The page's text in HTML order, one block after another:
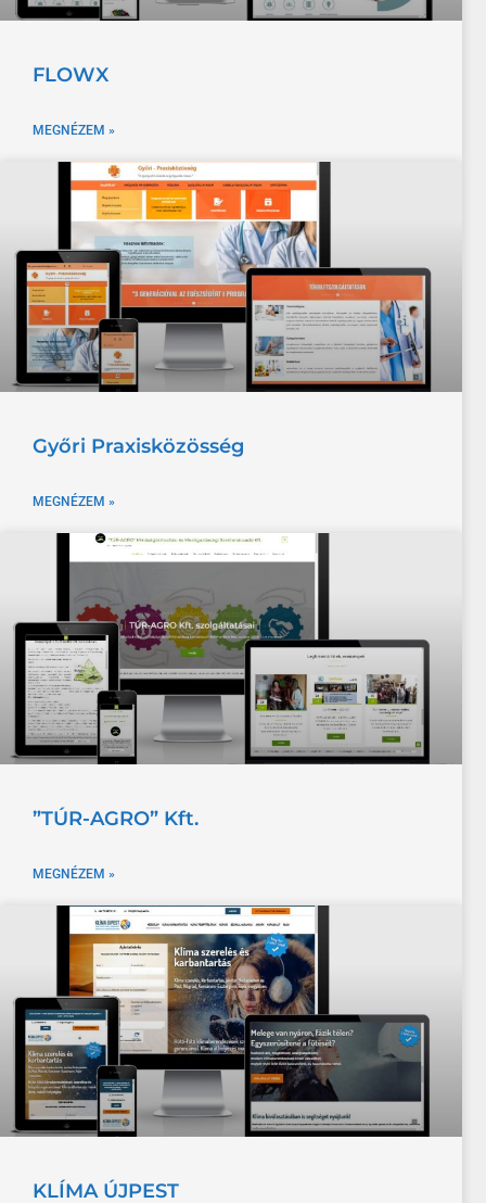
FLOWX
MEGNÉZEM »
Győri Praxisközösség
MEGNÉZEM »
”TÚR-AGRO” Kft.
MEGNÉZEM »
KLÍMA ÚJPEST